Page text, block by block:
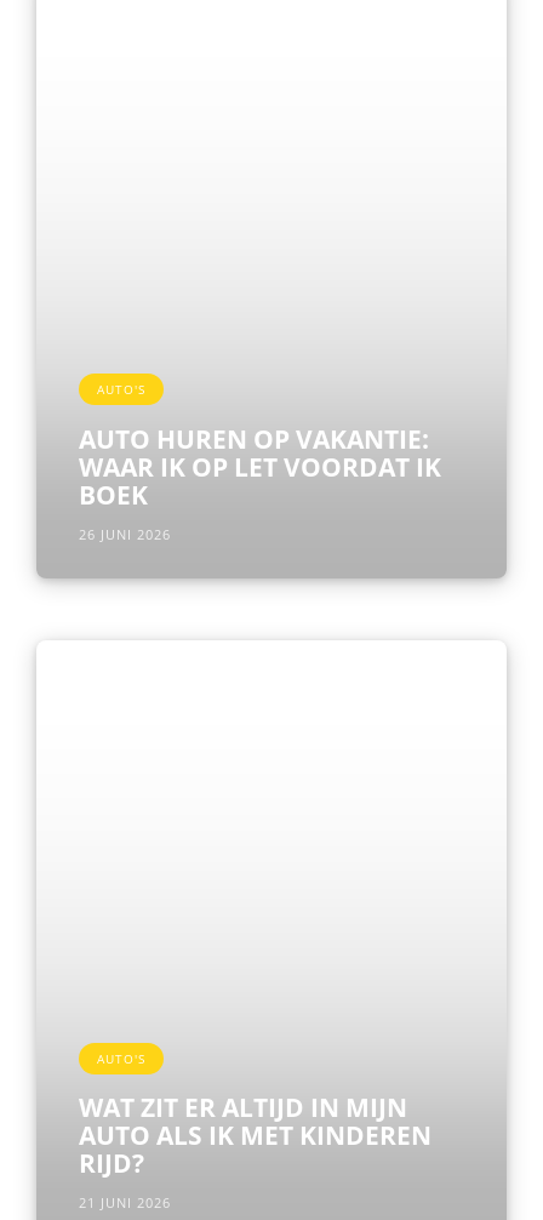
AUTO'S
AUTO HUREN OP VAKANTIE:
WAAR IK OP LET VOORDAT IK
BOEK
26 JUNI 2026
AUTO'S
WAT ZIT ER ALTIJD IN MIJN
AUTO ALS IK MET KINDEREN
RIJD?
21 JUNI 2026